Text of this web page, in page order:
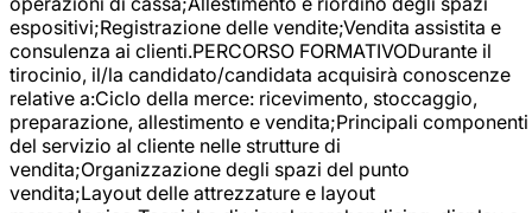
espositivi;Registrazione delle vendite;Vendita assistita e
consulenza ai clienti.PERCORSO FORMATIVODurante il
tirocinio, il/la candidato/candidata acquisirà conoscenze
relative a:Ciclo della merce: ricevimento, stoccaggio,
preparazione, allestimento e vendita;Principali componenti
del servizio al cliente nelle strutture di
vendita;Organizzazione degli spazi del punto
vendita;Layout delle attrezzature e layout